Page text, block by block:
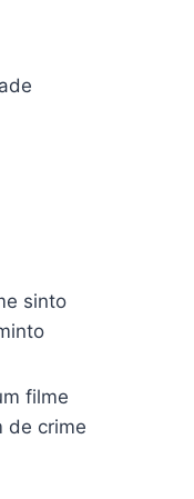
sinto
filme
de crime